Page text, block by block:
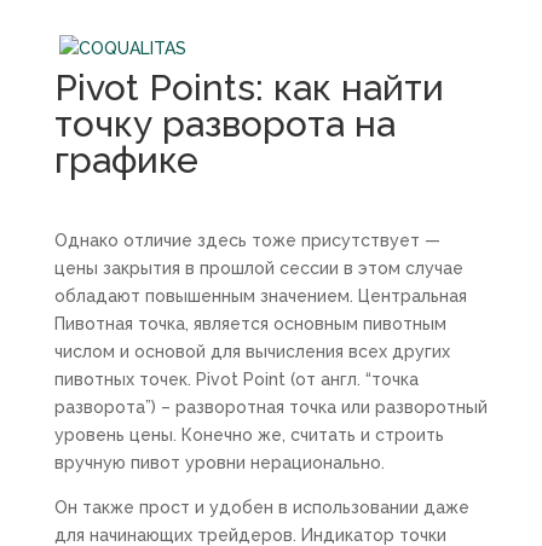
Pivot Points: как найти
точку разворота на
графике
Однако отличие здесь тоже присутствует —
цены закрытия в прошлой сессии в этом случае
обладают повышенным значением. Центральная
Пивотная точка, является основным пивотным
числом и основой для вычисления всех других
пивотных точек. Pivot Point (от англ. “точка
разворота”) – разворотная точка или разворотный
уровень цены. Конечно же, считать и строить
вручную пивот уровни нерационально.
Он также прост и удобен в использовании даже
для начинающих трейдеров. Индикатор точки